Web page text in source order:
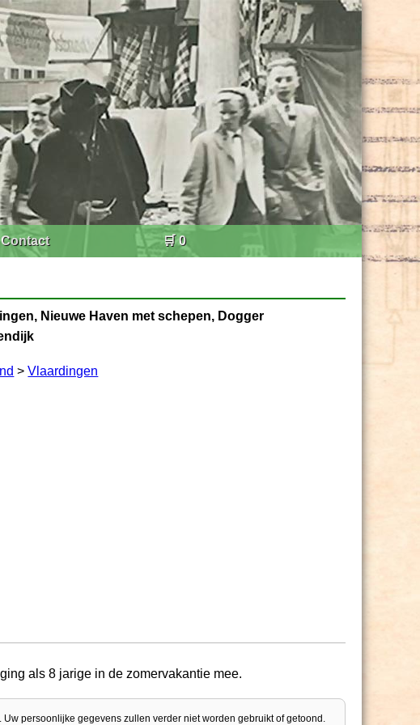
Contact 🛒 0
Nieuwe Haven met schepen, Dogger
>Vlaardingen
als 8 jarige in de zomervakantie mee.
persoonlijke gegevens zullen verder niet worden gebruikt of getoond.